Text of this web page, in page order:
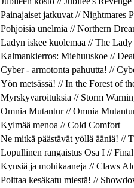
Painajaiset jatkuvat // Nightmares
Pohjoisia unelmia // Northern
Ladyn iskee kuolemaa // The Lady
Kalmankierros: Miehuuskoe //
Cyber - armotonta pahuutta! //
Yön metsässä! // In the Forest of
Myrskyvaroituksia // Storm
Omnia Mutantur // Omnia
Kylmää menoa // Cold Comfort
Ne mitkä päästävät yöllä ääniä! //
Lopullinen rangaistus Osa I //
Kynsiä ja mohikaaneja // Claws
Polttaa kesäkatu miestä! //